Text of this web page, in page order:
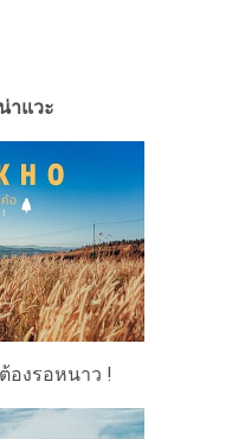
าแวะ
องรอหนาว !